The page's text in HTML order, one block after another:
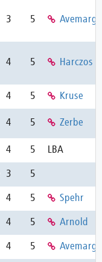
3 5 Avemarg
4 5 Harczos
4 5 Kruse
4 5 Zerbe
4 5 LBA
3 5
4 5 Spehr
4 5 Arnold
4 5 Avemarg